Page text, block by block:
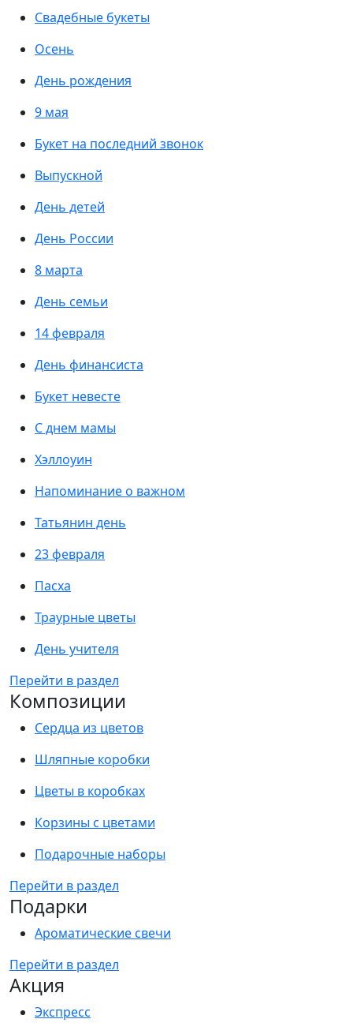
Свадебные букеты
Осень
День рождения
9 мая
Букет на последний звонок
Выпускной
День детей
День России
8 марта
День семьи
14 февраля
День финансиста
Букет невесте
С днем мамы
Хэллоуин
Напоминание о важном
Татьянин день
23 февраля
Пасха
Траурные цветы
День учителя
Перейти в раздел
Композиции
Сердца из цветов
Шляпные коробки
Цветы в коробках
Корзины с цветами
Подарочные наборы
Перейти в раздел
Подарки
Ароматические свечи
Перейти в раздел
Акция
Экспресс